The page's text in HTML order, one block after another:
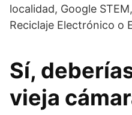
localidad, Google
Reciclaje Electrónico o
Sí,
vieja